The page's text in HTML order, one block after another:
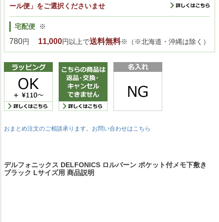
ール便」をご選択くださいませ
宅配便
780円
※
11,000円以上で送料無料※（※北海道・沖縄は除く）
おまとめ注文のご相談承ります。お問い合わせはこちら
デルフォニックス DELFONICS ロルバーン ポケット付メモ下敷き
ブラック Lサイズ用 商品説明